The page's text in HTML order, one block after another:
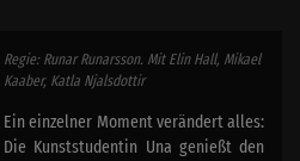
Regie: Runar Runarsson. Mit Elin Hall, Mikael
Kaaber, Katla Njalsdottir
Ein einzelner Moment verändert alles:
Die Kunststudentin Una genießt den